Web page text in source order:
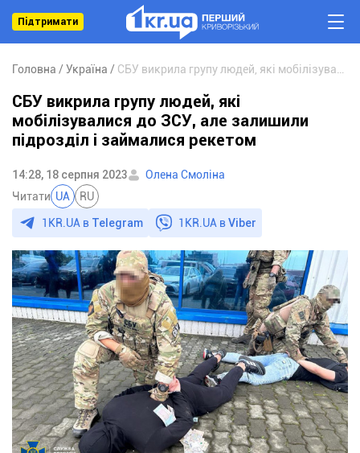
Підтримати
Головна Україна
СБУ викрила групу людей, які
мобілізувалися до ЗСУ, але залишили
підрозділ і займалися рекетом
14:28, 18 серпня 2023
Олена Смоліна
Читати UA RU
1KR.UA в Telegram 1KR.UA вViber